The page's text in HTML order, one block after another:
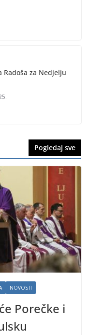
Radoša za Nedjelju
Pogledaj sve
NOVOSTI
Porečke i